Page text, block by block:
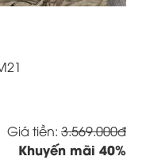
Giá tiền: 3.569.000đ
Khuyến mãi 40%